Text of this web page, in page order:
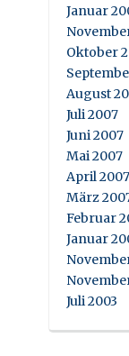
Januar
Oktober
August
Juli 2007
Juni 2007
Mai 2007
April 2007
März
Februar
Januar
Juli 2003